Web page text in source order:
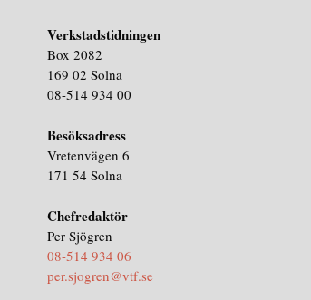
Verkstadstidningen
Box 2082
169 02 Solna
08-514 934 00
Besöksadress
Vretenvägen 6
171 54 Solna
Chefredaktör
Per Sjögren
08-514 934 06
per.sjogren@vtf.se